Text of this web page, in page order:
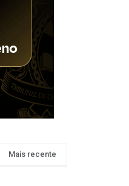
Mais recente